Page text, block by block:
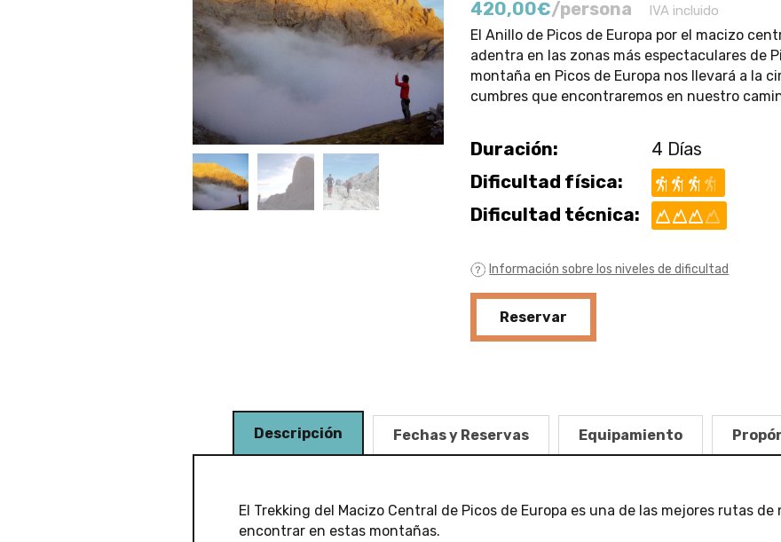
420,00€/persona IVA incluido
El Anillo de Picos de Europa por el macizo
adentra en las zonas más espectaculares de
montaña en Picos de Europa nos llevará a la
cumbres que encontraremos en nuestro
Duración:
4 Días
Dificultad física:
Dificultad técnica:
Información sobre los niveles de dificultad
Reservar
Descripción Fechas y Reservas Equipamiento
El Trekking del Macizo Central de Picos de Europa es una de las mejores rutas
encontrar en estas montañas.